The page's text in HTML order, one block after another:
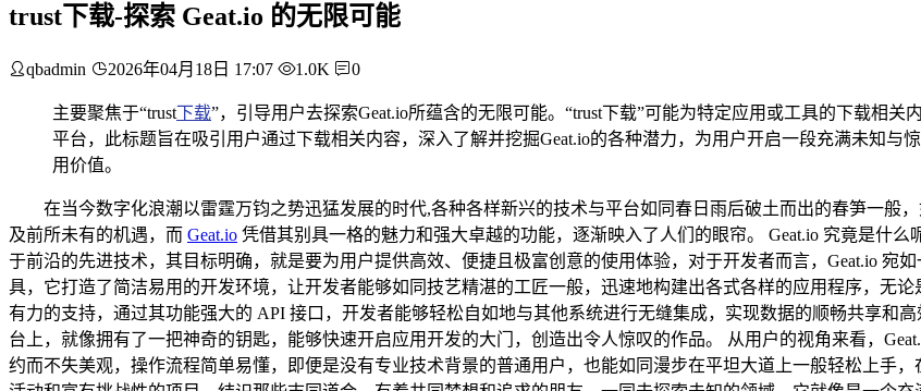
trust下载-探索 Geat.io 的无限可能
qbadmin 2026年04月18日 17:07 1.0K 0
主要聚焦于“trust下载”，引导用户去探索Geat.io所蕴含的无限可能。“trust下载”可能为特定应用或工具的下载相
平台，此标题旨在吸引用户通过下载相关内容，深入了解并挖掘Geat.io的各种潜力，为用户开启一段充满未知与
用价值。
在当今数字化浪潮以雷霆万钧之势迅猛发展的时代,各种各样新兴的技术与平台如同春日雨后破土而出的春笋一般
及前所未有的机遇，而 Geat.io 凭借其别具一格的魅力和强大卓越的功能，逐渐映入了人们的眼帘。 Geat.io 究竟是什
于前沿的先进技术，其目标明确，就是要为用户提供高效、便捷且极富创意的使用体验，对于开发者而言，Geat.io 宛
具，它打造了简洁易用的开发环境，让开发者能够如同技艺精湛的工匠一般，迅速地构建出各式各样的应用程序，无
有力的支持，通过其功能强大的 API 接口，开发者能够轻松自如地与其他系统进行无缝集成，实现数据的顺畅共享和
台上，就像拥有了一把神奇的钥匙，能够快速开启应用开发的大门，创造出令人惊叹的作品。 从用户的视角来看，
约而不失美观，操作流程简单易懂，即便是没有专业技术背景的普通用户，也能如同漫步在平坦大道上一般轻松上手